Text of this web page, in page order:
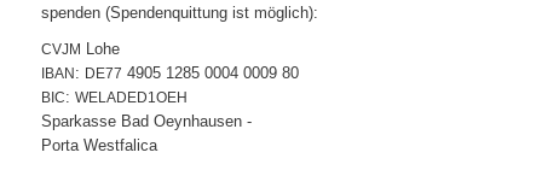
spen­den (Spen­den­quit­tung ist möglich):
CVJM Lohe
IBAN : DE77 4905 1285 0004 0009 80
BIC:WELADED1OEH
Spar­kas­se Bad Oeynhausen -
Por­ta Westfalica